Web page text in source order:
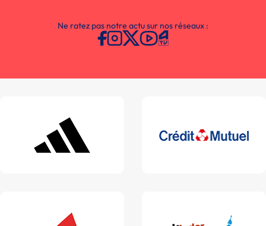
Ne ratez pas notre actu sur nos réseaux :